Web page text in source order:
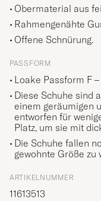
Obermaterial aus
Rahmengenähte
Offene Schnürung.
PASSFORM
Loake Passform F
Diese Schuhe sind
einem geräumigen
entworfen für
Platz, um sie mit
Die Schuhe fallen
gewohnte Größe zu
ARTIKELNUMMER
11613513